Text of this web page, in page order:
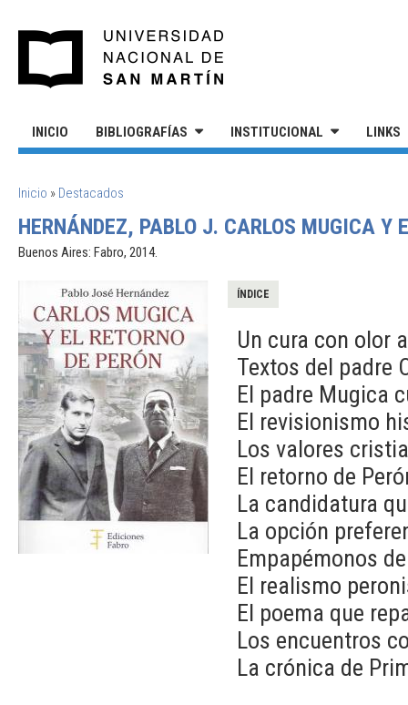
INICIO BIBLIOGRAFÍAS INSTITUCIONAL LINKS
SE ENCUENTRA USTED AQUÍ
Inicio » Destacados
HERNÁNDEZ, PABLO J. CARLOS MUGICA Y
Buenos Aires: Fabro, 2014.
ÍNDICE
Un cura con olor
Textos del padre
El padre Mugica
El revisionismo
Los valores
El retorno de
La candidatura
La opción
Empapémonos
El realismo
El poema que
Los encuentros
La crónica de